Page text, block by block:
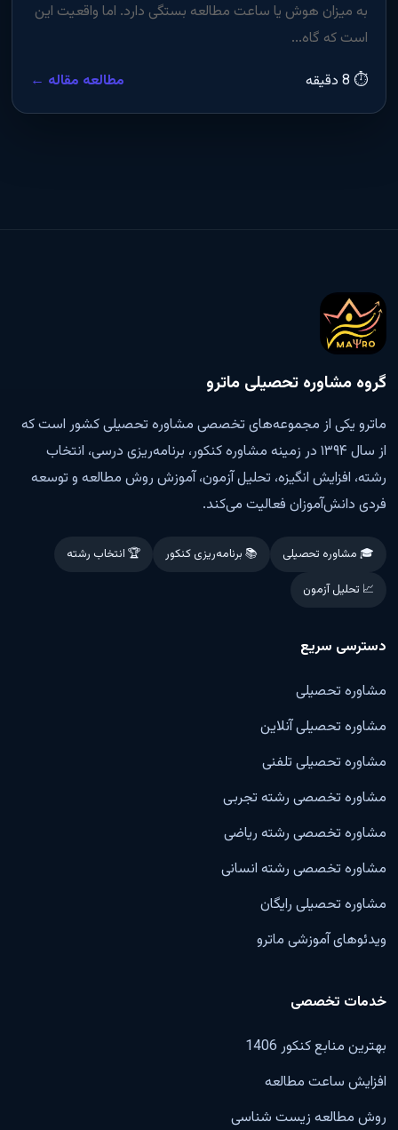
به میزان هوش یا ساعت مطالعه بستگی دارد. اما واقعیت این
است که گاه...
⏱ 8 دقیقه
مطالعه مقاله ←
گروه مشاوره تحصیلی ماترو
ماترو یکی از مجموعه‌های تخصصی مشاوره تحصیلی کشور است که
از سال ۱۳۹۴ در زمینه مشاوره کنکور، برنامه‌ریزی درسی، انتخاب
رشته، افزایش انگیزه، تحلیل آزمون، آموزش روش مطالعه و توسعه
فردی دانش‌آموزان فعالیت می‌کند.
🎓 مشاوره تحصیلی 📚 برنامه‌ریزی کنکور
🏆 انتخاب رشته
📈 تحلیل آزمون
دسترسی سریع
مشاوره تحصیلی
مشاوره تحصیلی آنلاین
مشاوره تحصیلی تلفنی
مشاوره تخصصی رشته تجربی
مشاوره تخصصی رشته ریاضی
مشاوره تخصصی رشته انسانی
مشاوره تحصیلی رایگان
ویدئوهای آموزشی ماترو
خدمات تخصصی
بهترین منابع کنکور 1406
افزایش ساعت مطالعه
روش مطالعه زیست شناسی